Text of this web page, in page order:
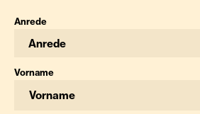
Anrede
Anrede
Vorname